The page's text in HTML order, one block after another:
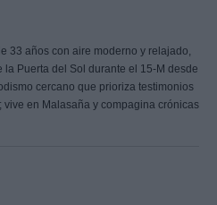
33 años con aire moderno y relajado,
la Puerta del Sol durante el 15-M desde
cercano que prioriza testimonios
vive en Malasaña y compagina crónicas